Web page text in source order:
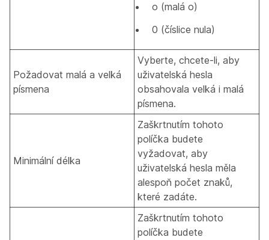
o (malá o)
0 (číslice nula)
Požadovat malá a velká
písmena
Vyberte, chcete-li, aby
uživatelská hesla
obsahovala velká i malá
písmena.
Minimální délka
Zaškrtnutím tohoto
políčka budete
vyžadovat, aby
uživatelská hesla měla
alespoň počet znaků,
které zadáte.
Zaškrtnutím tohoto
políčka budete